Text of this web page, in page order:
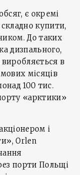
є окремі
купити,
До таких
дизпального,
виробляється в
місяців
100 тис.
«арктики»
і
Orlen
порти Польщі